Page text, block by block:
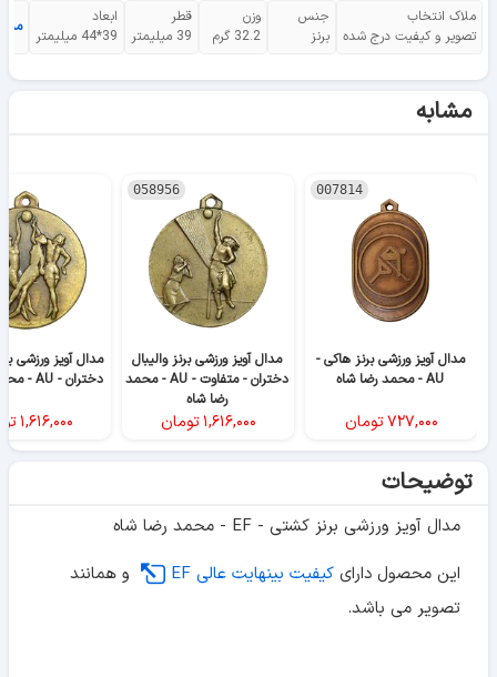
ملاک انتخاب
تصویر و کیفیت درج شده
جنس
برنز
وزن
32.2 گرم
قطر
39 میلیمتر
ابعاد
39*44 میلیمتر
مشابه
007814
مدال آویز ورزشی برنز هاکی -
AU - محمد رضا شاه
۷۲۷,۰۰۰تومان
058956
مدال آویز ورزشی برنز والیبال
دختران - متفاوت - AU - محمد
رضا شاه
۱,۶۱۶,۰۰۰تومان
مدال آویز ورزشی
دختران - AU - محمد رضا شاه
۱,۶۱۶,۰۰۰
توضیحات
مدال آویز ورزشی برنز کشتی - EF - محمد رضا شاه
این محصول دارای کیفیت بینهایت عالی EF
و همانند
تصویر می باشد.